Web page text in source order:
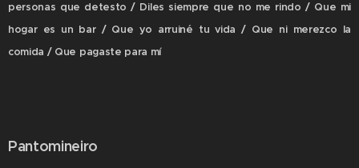
personas que detesto / Diles siempre que no me rindo / Que mi
hogar es un bar / Que yo arruiné tu vida / Que ni merezco la
comida / Que pagaste para mí
Pantomineiro